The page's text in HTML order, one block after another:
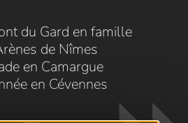
du Gard en famille
de Nîmes
en Camargue
en Cévennes